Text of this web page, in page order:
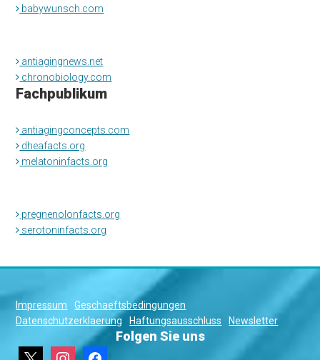
babywunsch.com
antiagingnews.net
chronobiology.com
Fachpublikum
antiagingconcepts.com
dheafacts.org
melatoninfacts.org
pregnenolonfacts.org
serotoninfacts.org
Impressum
Geschaeftsbedingungen
Datenschutzerklaerung
Haftungsausschluss Newsletter
Folgen Sie uns
instagramfacebook